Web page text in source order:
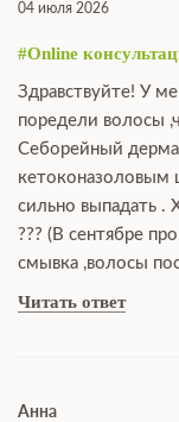
04 июля 2026
#Online
Здравствуйте! У
поредели волосы
Себорейный
сильно выпадать .
??? (В сентябре
смывка ,волосы
Читать ответ
Анна